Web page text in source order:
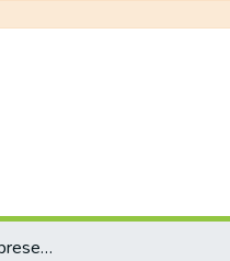
Equipe de Minibaja representa o Brasil